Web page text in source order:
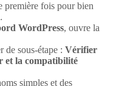
première fois pour bien
WordPress, ouvre la
de sous-étape : Vérifier
et la compatibilité
simples et des